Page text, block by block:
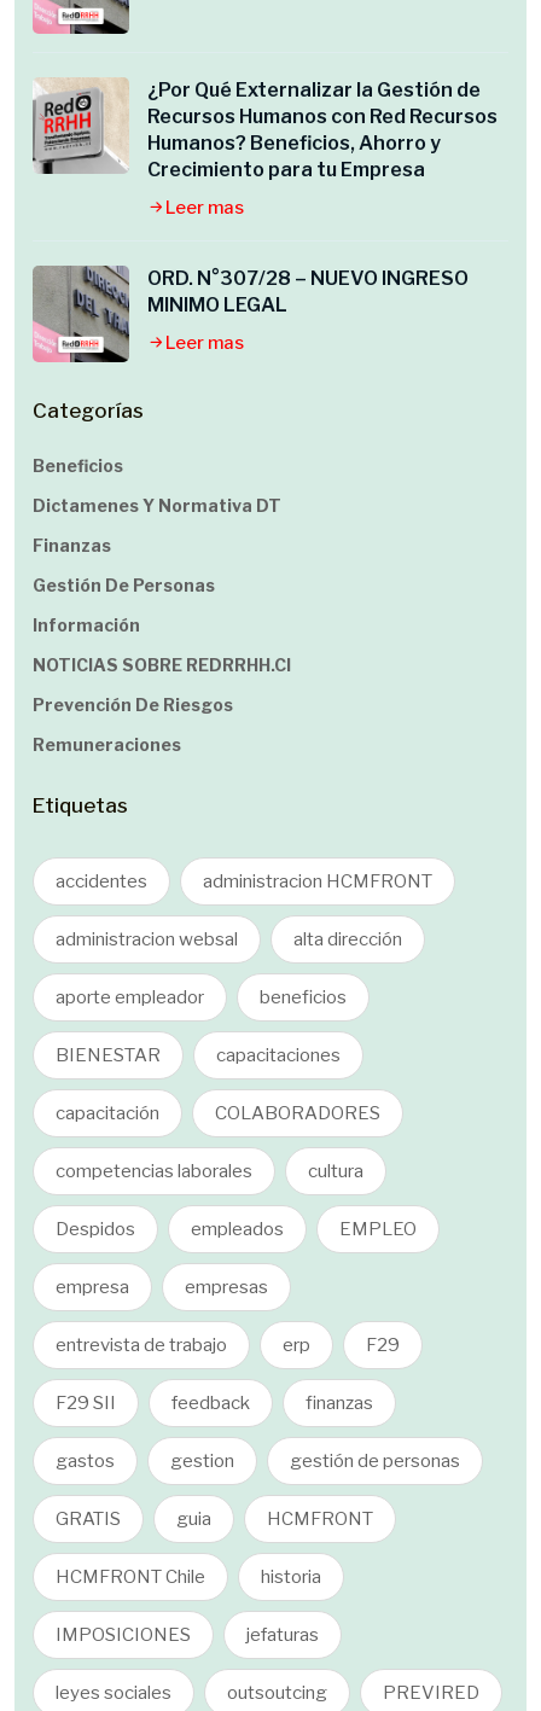
¿Por Qué Externalizar la Gestión de
Recursos Humanos con Red Recursos
Humanos? Beneficios, Ahorro y
Crecimiento para tu Empresa
Leer mas
ORD. N°307/28 – NUEVO INGRESO
MINIMO LEGAL
Leer mas
Categorías
Beneficios
Dictamenes Y Normativa DT
Finanzas
Gestión De Personas
Información
NOTICIAS SOBRE REDRRHH.cl
Prevención De Riesgos
Remuneraciones
Etiquetas
accidentes administracion HCMFRONT
administracion websal alta dirección
aporte empleador beneficios
BIENESTAR capacitaciones
capacitación COLABORADORES
competencias laborales cultura
Despidos empleados EMPLEO
empresa empresas
entrevista de trabajo erp F29
F29 SII feedback finanzas
gastos gestion gestión de personas
GRATIS guia HCMFRONT
HCMFRONT Chile historia
IMPOSICIONES jefaturas
leyes sociales outsoutcing PREVIRED